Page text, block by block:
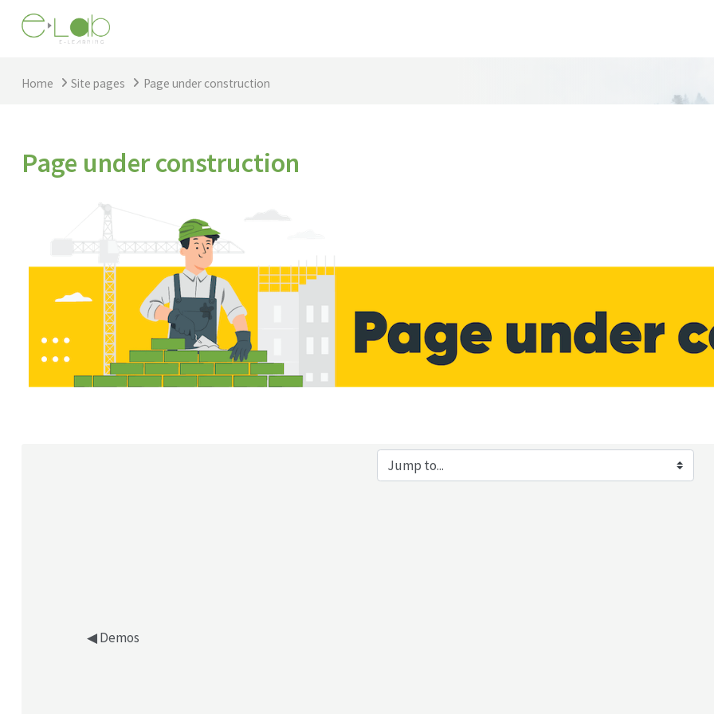
Skip to main content
Home Site pages Page under construction
Page under construction
◀︎ Demos
Jump to...